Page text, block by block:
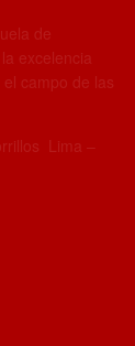
de
excelencia
campo de las
Lima –